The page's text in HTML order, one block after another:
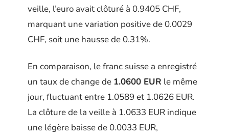
veille, l’euro avait clôturé à 0.9405 CHF,
marquant une variation positive de 0.0029
CHF, soit une hausse de 0.31%.
En comparaison, le franc suisse a enregistré
un taux de change de 1.0600 EUR le même
jour, fluctuant entre 1.0589 et 1.0626 EUR.
La clôture de la veille à 1.0633 EUR indique
une légère baisse de 0.0033 EUR,